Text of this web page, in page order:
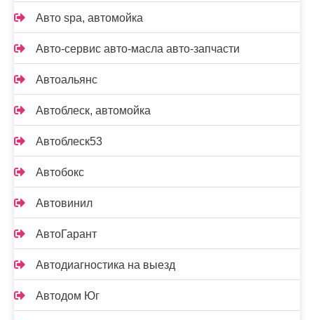
Авто spa, автомойка
Авто-сервис авто-масла авто-запчасти
Автоальянс
Автоблеск, автомойка
Автоблеск53
Автобокс
Автовинил
АвтоГарант
Автодиагностика на выезд
Автодом Юг